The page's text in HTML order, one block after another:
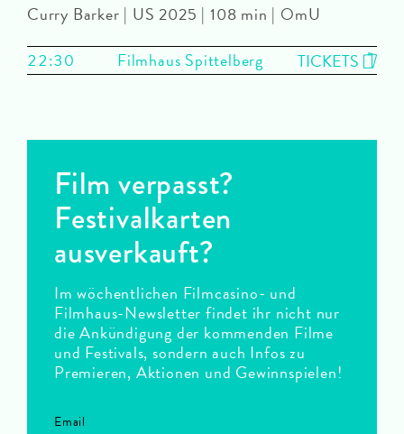
Curry Barker | US 2025 | 108 min | OmU
22:30
Filmhaus Spittelberg TICKETS
Film verpasst?
Festivalkarten
ausverkauft?
Im wöchentlichen Filmcasino- und
Filmhaus-Newsletter findet ihr nicht nur
die Ankündigung der kommenden Filme
und Festivals, sondern auch Infos zu
Premieren, Aktionen und Gewinnspielen!
Email